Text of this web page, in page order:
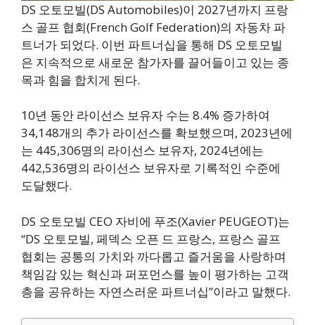
DS 오토모빌(DS Automobiles)이 2027년까지 프랑
스 골프 협회(French Golf Federation)의 자동차 파
트너가 되었다. 이번 파트너십을 통해 DS 오토모빌
은 지속적으로 새로운 참가자를 끌어들이고 있는 종
목과 힘을 합치게 된다.
10년 동안 라이선스 보유자 수는 8.4% 증가하여
34,148개의 추가 라이선스를 확보했으며, 2023년에
는 445,306명의 라이선스 보유자, 2024년에는
442,536명의 라이선스 보유자로 기록적인 수준에
도달했다.
DS 오토모빌 CEO 자비에 푸조(Xavier PEUGEOT)는
“DS 오토모빌, 페덱스 오픈 드 프랑스, 프랑스 골프
협회는 공통의 가치와 까다롭고 즐거움을 사랑하며
책임감 있는 혁신과 퍼포먼스를 높이 평가하는 고객
층을 공유하는 자연스러운 파트너십”이라고 말했다.